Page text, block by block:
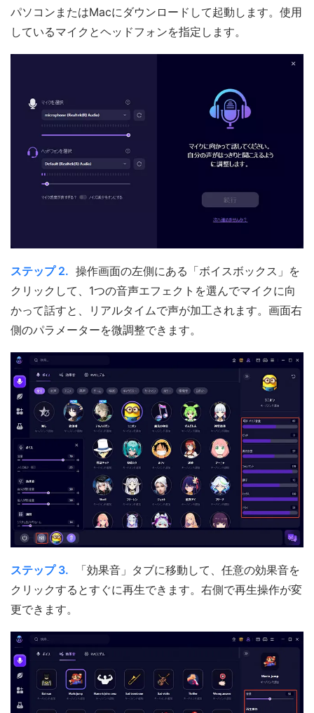
パソコンまたはMacにダウンロードして起動します。使用
しているマイクとヘッドフォンを指定します。
ステップ 2. 操作画面の左側にある「ボイスボックス」を
クリックして、1つの音声エフェクトを選んでマイクに向
かって話すと、リアルタイムで声が加工されます。画面右
側のパラメーターを微調整できます。
ステップ 3.
「効果音」タブに移動して、任意の効果音を
クリックするとすぐに再生できます。右側で再生操作が変
更できます。